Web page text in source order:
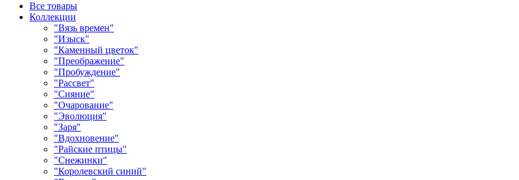
Все товары
Коллекции
"Вязь времен"
"Изыск"
"Каменный цветок"
"Преображение"
"Пробуждение"
"Рассвет"
"Сияние"
"Очарование"
"Эволюция"
"Заря"
"Вдохновение"
"Райские птицы"
"Снежинки"
"Королевский синий"